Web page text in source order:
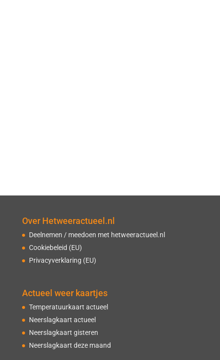
Over Hetweeractueel.nl
Deelnemen / meedoen met hetweeractueel.nl
Cookiebeleid (EU)
Privacyverklaring (EU)
Actueel weer kaartjes
Temperatuurkaart actueel
Neerslagkaart actueel
Neerslagkaart gisteren
Neerslagkaart deze maand